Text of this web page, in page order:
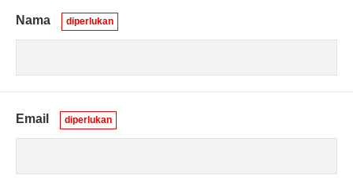
Nama diperlukan
Email diperlukan